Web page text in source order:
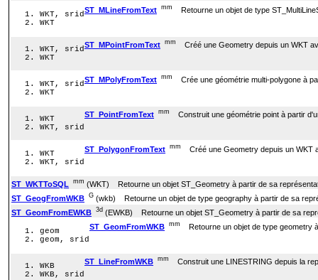
ST_MLineFromText mm Retourne un objet de type
WKT, srid
WKT
ST_MPointFromText mm Créé une Geometry depuis un WKT
WKT, srid
WKT
ST_MPolyFromText mm Crée une géométrie multi-polygone à
WKT, srid
WKT
ST_PointFromText mm Construit une géométrie point à partir
WKT
WKT, srid
ST_PolygonFromText mm Créé une Geometry depuis un WKT
WKT
WKT, srid
ST_WKTToSQL mm (WKT) Retourne un objet ST_Geometry à partir de sa
ST_GeogFromWKB G (wkb) Retourne un objet de type geography à partir de sa
ST_GeomFromEWKB 3d (EWKB) Retourne un objet ST_Geometry à partir de sa
ST_GeomFromWKB mm Retourne un objet de type geometry
geom
geom, srid
ST_LineFromWKB mm Construit une LINESTRING depuis la
WKB
WKB, srid